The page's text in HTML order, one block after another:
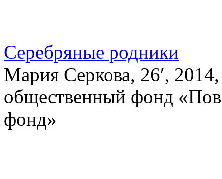
Серебряные родники
Мария Серкова, 26′,
общественный фонд
фонд»